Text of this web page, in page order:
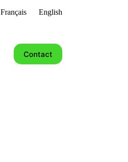
Français English
Contact